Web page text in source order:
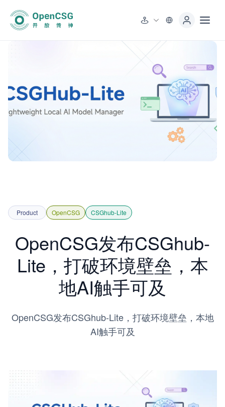
Product OpenCSG CSGhub-Lite
OpenCSG发布CSGhub-
Lite，打破环境壁垒，本
地AI触手可及
OpenCSG发布CSGhub-Lite，打破环境壁垒，本地
AI触手可及